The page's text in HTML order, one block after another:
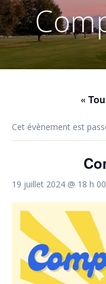
«
Cet évènement est
19 juillet 2024 @ 18 h